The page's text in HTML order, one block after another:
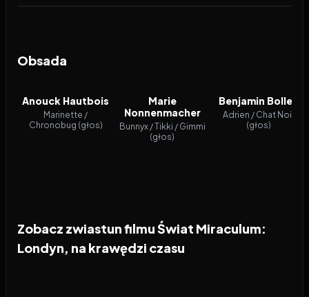
Obsada
Anouck Hautbois
Marinette /
Chronobug (głos)
Marie
Nonnenmacher
Bunnyx / Tikki / Gimmi
(głos)
Benjamin Bollen
Adrien / Chat Noir
(głos)
Zobacz zwiastun filmu Świat Miraculum:
Londyn, na krawędzi czasu